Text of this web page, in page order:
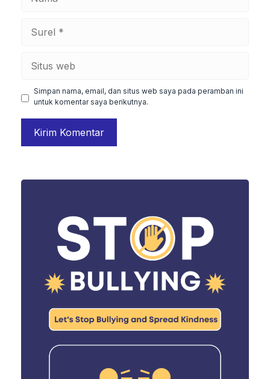
Simpan nama, email, dan situs web saya pada peramban ini
untuk komentar saya berikutnya.